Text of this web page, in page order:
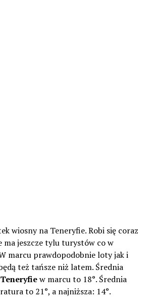
wiosny na Teneryfie. Robi się coraz
ma jeszcze tylu turystów co w
marcu prawdopodobnie loty jak i
też tańsze niż latem. Średnia
w marcu to 18°. Średnia
to 21°, a najniższa: 14°.